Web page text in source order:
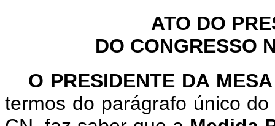
ATO DO
DO CONGRESSO
O PRESIDENTE DA
termos do parágrafo único